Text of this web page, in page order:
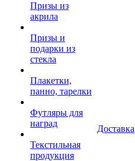
Призы из
акрила
Призы и
подарки из
стекла
Плакетки,
панно, тарелки
Футляры для
наград
Текстильная
продукция
Доставка